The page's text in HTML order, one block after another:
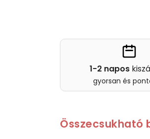
1-2 napos
gyorsan és